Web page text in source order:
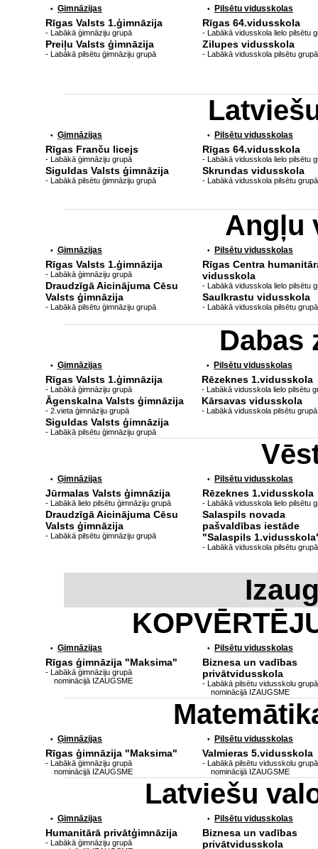
• Ģimnāzijas
Rīgas Valsts 1.ģimnāzija
- Labākā ģimnāziju grupā
Preiļu Valsts ģimnāzija
- Labākā pilsētu ģimnāziju grupā
• Pilsētu vidusskolas
Rīgas 64.vidusskola
- Labākā vidusskola lielo pilsētu
Zilupes vidusskola
- Labākā vidusskola pilsētu grupā
• Ģimnāzijas
Rīgas Franču licejs
- Labākā ģimnāziju grupā
Siguldas Valsts ģimnāzija
- Labākā pilsētu ģimnāziju grupā
• Pilsētu vidusskolas
Rīgas 64.vidusskola
- Labākā vidusskola lielo pilsētu
Skrundas vidusskola
- Labākā vidusskola pilsētu grupā
Angļu
• Ģimnāzijas
Rīgas Valsts 1.ģimnāzija
- Labākā ģimnāziju grupā
Draudzīgā Aicinājuma Cēsu
Valsts ģimnāzija
- Labākā pilsētu ģimnāziju grupā
• Pilsētu vidusskolas
Rīgas Centra
vidusskola
- Labākā vidusskola lielo pilsētu
Saulkrastu vidusskola
- Labākā vidusskola pilsētu grupā
Dabas
• Ģimnāzijas
Rīgas Valsts 1.ģimnāzija
- Labākā ģimnāziju grupā
Āgenskalna Valsts ģimnāzija
- 2.vieta ģimnāziju grupā
Siguldas Valsts ģimnāzija
- Labākā pilsētu ģimnāziju grupā
• Pilsētu vidusskolas
Rēzeknes 1.vidusskola
- Labākā vidusskola lielo pilsētu
Kārsavas vidusskola
- Labākā vidusskola pilsētu grupā
• Ģimnāzijas
Jūrmalas Valsts ģimnāzija
- Labākā lielo pilsētu ģimnāziju grupā
Draudzīgā Aicinājuma Cēsu
Valsts ģimnāzija
- Labākā pilsētu ģimnāziju grupā
• Pilsētu vidusskolas
Rēzeknes 1.vidusskola
- Labākā vidusskola lielo pilsētu
Salaspils novada
pašvaldības iestāde
"Salaspils
- Labākā vidusskola pilsētu grupā
• Ģimnāzijas
Rīgas ģimnāzija "Maksima"
- Labākā ģimnāziju grupā
nominācijā IZAUGSME
• Pilsētu vidusskolas
Biznesa un vadības
privātvidusskola
- Labākā pilsētu vidusskolu grupā
nominācijā IZAUGSME
• Ģimnāzijas
Rīgas ģimnāzija "Maksima"
- Labākā ģimnāziju grupā
nominācijā IZAUGSME
• Pilsētu vidusskolas
Valmieras 5.vidusskola
- Labākā pilsētu vidusskolu grupā
nominācijā IZAUGSME
Latviešu
• Ģimnāzijas
Humanitārā privātģimnāzija
- Labākā ģimnāziju grupā
• Pilsētu vidusskolas
Biznesa un vadības
privātvidusskola